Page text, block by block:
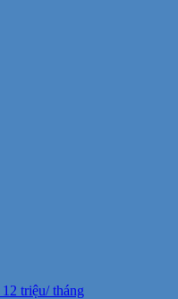
triệu/ tháng